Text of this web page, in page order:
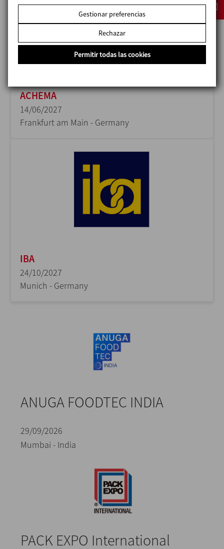
ACHEMA
14/06/2027
Frankfurt am Main - Germany
IBA
24/10/2027
Munich - Germany
ANUGA FOODTEC INDIA
29/09/2026
Mumbai - India
PACK EXPO International
Gestionar preferencias
Rechazar
Permitir todas las cookies